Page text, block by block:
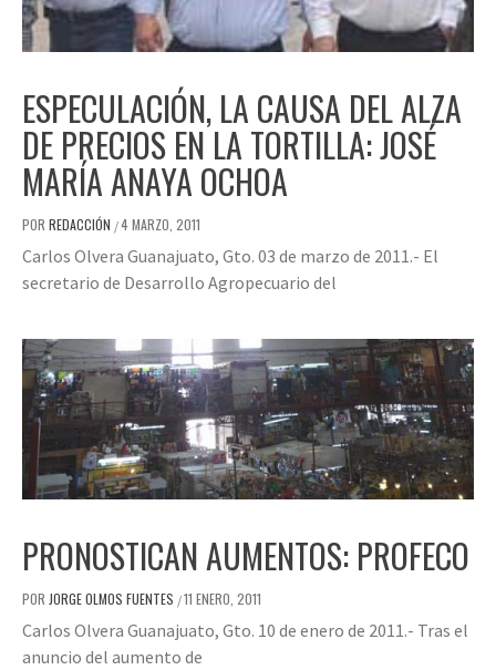
ESPECULACIÓN, LA CAUSA DEL ALZA
DE PRECIOS EN LA TORTILLA: JOSÉ
MARÍA ANAYA OCHOA
POR REDACCIÓN /4 MARZO, 2011
Carlos Olvera Guanajuato, Gto. 03 de marzo de 2011.- El
secretario de Desarrollo Agropecuario del
PRONOSTICAN AUMENTOS: PROFECO
POR JORGE OLMOS FUENTES /11 ENERO, 2011
Carlos Olvera Guanajuato, Gto. 10 de enero de 2011.- Tras el
anuncio del aumento de